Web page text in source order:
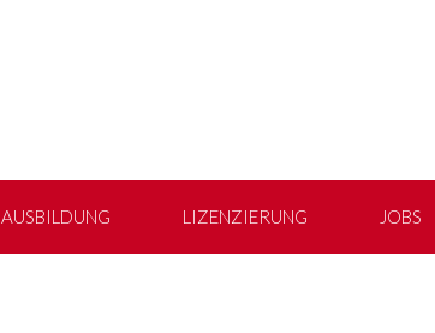
AUSBILDUNG LIZENZIERUNG JOBS